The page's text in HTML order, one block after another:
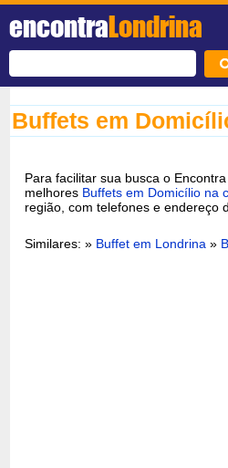
encontraLondrina
Buffets em
Para facilitar sua busca o
melhores Buffets em Domicílio na
região, com telefones e endereço
Similares: » Buffet em Londrina »